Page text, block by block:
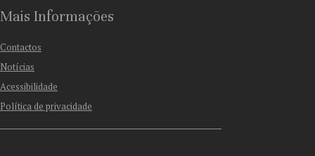
Mais Informações
Contactos
Notícias
Acessibilidade
Política de privacidade